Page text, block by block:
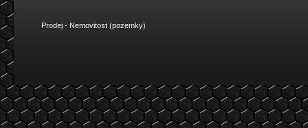
Prodej - Nemovitost (pozemky)